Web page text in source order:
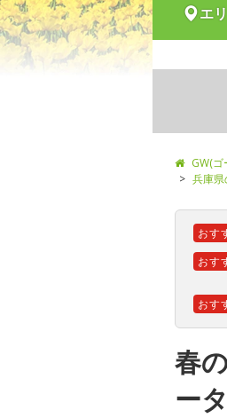
エ
GW(
兵庫県
おす
おす
おす
春
ータ